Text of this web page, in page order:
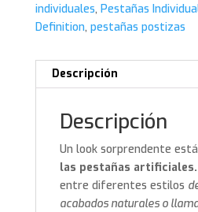
individuales, Pestañas
Definition, pestañas postizas
Descripción
Descripción
Un look sorprendente
las pestañas artificiales.
entre diferentes estilos
acabados naturales o